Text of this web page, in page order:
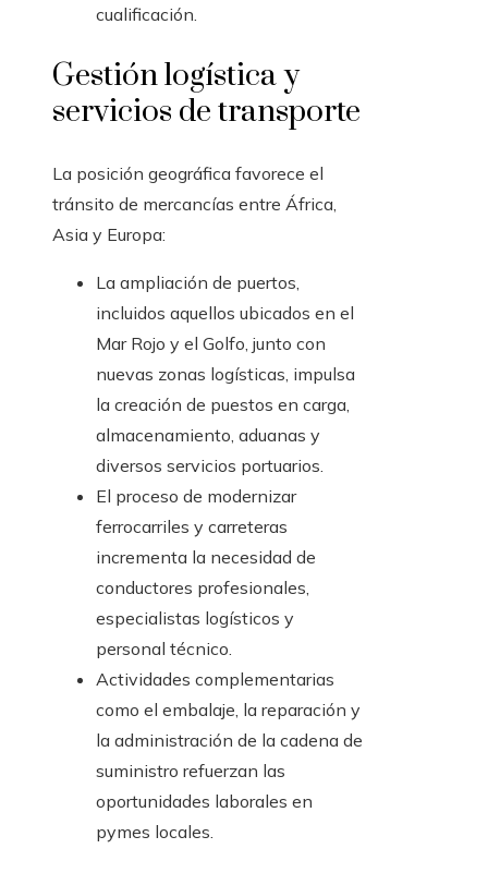
cualificación.
Gestión logística y
servicios de transporte
La posición geográfica favorece el
tránsito de mercancías entre África,
Asia y Europa:
La ampliación de puertos,
incluidos aquellos ubicados en el
Mar Rojo y el Golfo, junto con
nuevas zonas logísticas, impulsa
la creación de puestos en carga,
almacenamiento, aduanas y
diversos servicios portuarios.
El proceso de modernizar
ferrocarriles y carreteras
incrementa la necesidad de
conductores profesionales,
especialistas logísticos y
personal técnico.
Actividades complementarias
como el embalaje, la reparación y
la administración de la cadena de
suministro refuerzan las
oportunidades laborales en
pymes locales.